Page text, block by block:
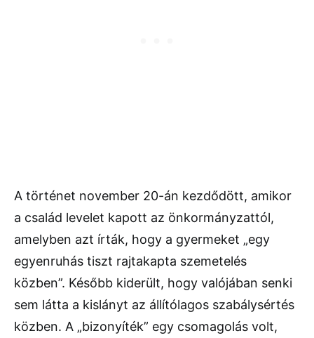
A történet november 20-án kezdődött, amikor
a család levelet kapott az önkormányzattól,
amelyben azt írták, hogy a gyermeket „egy
egyenruhás tiszt rajtakapta szemetelés
közben”. Később kiderült, hogy valójában senki
sem látta a kislányt az állítólagos szabálysértés
közben. A „bizonyíték” egy csomagolás volt,